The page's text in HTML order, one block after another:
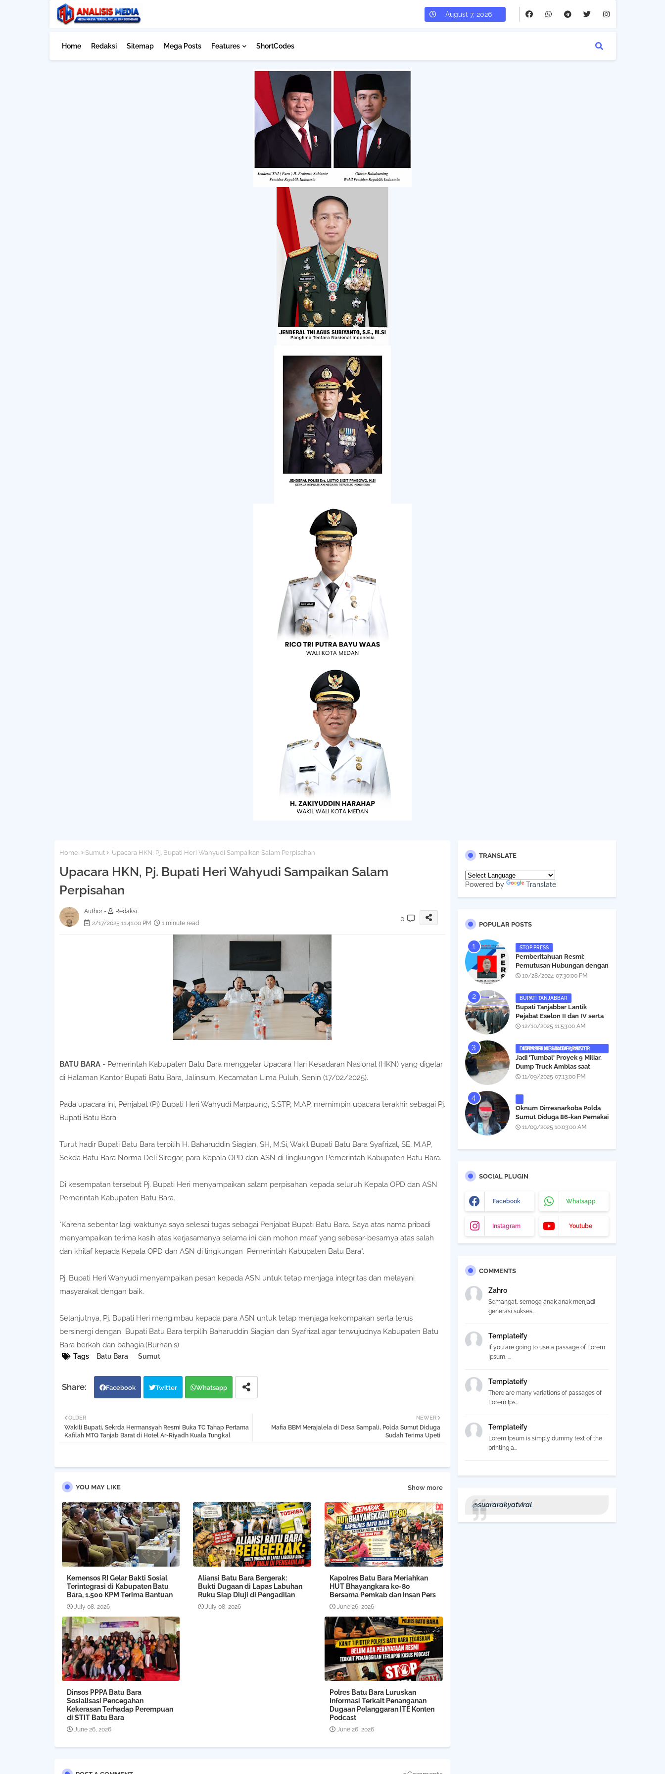
August 7, 2026
Home Redaksi Sitemap Mega Posts Features ShortCodes
Home Sumut Upacara HKN, Pj. Bupati Heri Wahyudi Sampaikan Salam Perpisahan
Upacara HKN, Pj. Bupati Heri Wahyudi Sampaikan Salam
Perpisahan
Author -
Redaksi
2/17/2025 11:41:00 PM
1 minute read
0
BATU BARA- Pemerintah Kabupaten Batu Bara menggelar Upacara Hari Kesadaran Nasional (HKN) yang digelar
di Halaman Kantor Bupati Batu Bara, Jalinsum, Kecamatan Lima Puluh, Senin (17/02/2025).
Pada upacara ini, Penjabat (Pj) Bupati Heri Wahyudi Marpaung, S.STP, M.AP, memimpin upacara terakhir sebagai Pj.
Bupati Batu Bara.
Turut hadir Bupati Batu Bara terpilih H. Baharuddin Siagian, SH, M.Si, Wakil Bupati Batu Bara Syafrizal, SE, M.AP,
Sekda Batu Bara Norma Deli Siregar, para Kepala OPD dan ASN di lingkungan Pemerintah Kabupaten Batu Bara.
Di kesempatan tersebut Pj. Bupati Heri menyampaikan salam perpisahan kepada seluruh Kepala OPD dan ASN
Pemerintah Kabupaten Batu Bara.
"Karena sebentar lagi waktunya saya selesai tugas sebagai Penjabat Bupati Batu Bara. Saya atas nama pribadi
menyampaikan terima kasih atas kerjasamanya selama ini dan mohon maaf yang sebesar-besarnya atas salah
dan khilaf kepada Kepala OPD dan ASN di lingkungan Pemerintah Kabupaten Batu Bara".
Pj. Bupati Heri Wahyudi menyampaikan pesan kepada ASN untuk tetap menjaga integritas dan melayani
masyarakat dengan baik.
Selanjutnya, Pj. Bupati Heri mengimbau kepada para ASN untuk tetap menjaga kekompakan serta terus
bersinergi dengan Bupati Batu Bara terpilih Baharuddin Siagian dan Syafrizal agar terwujudnya Kabupaten Batu
Bara berkah dan bahagia.(Burhan.s)
Tags Batu Bara Sumut
Facebook Twitter Whatsapp
NEWER
Mafia BBM Merajalela di Desa Sampali, Polda Sumut Diduga
Sudah Terima Upeti
OLDER
Wakili Bupati, Sekrda Hermansyah Resmi Buka TC Tahap Pertama
Kafilah MTQ Tanjab Barat di Hotel Ar-Riyadh Kuala Tungkal
YOU MAY LIKE Show more
Kemensos RI Gelar Bakti Sosial
Terintegrasi di Kabupaten Batu
Bara, 1.500 KPM Terima Bantuan
July 08, 2026
Aliansi Batu Bara Bergerak:
Bukti Dugaan di Lapas Labuhan
Ruku Siap Diuji di Pengadilan
July 08, 2026
Kapolres Batu Bara Meriahkan
HUT Bhayangkara ke-80
Bersama Pemkab dan Insan Pers
June 26, 2026
Dinsos PPPA Batu Bara
Sosialisasi Pencegahan
Kekerasan Terhadap Perempuan
di STIT Batu Bara
June 26, 2026
Polres Batu Bara Luruskan
Informasi Terkait Penanganan
Dugaan Pelanggaran ITE Konten
Podcast
June 26, 2026
TRANSLATE
Powered by Translate
POPULAR POSTS
STOP PRESS
Pemberitahuan Resmi:
Pemutusan Hubungan dengan
Salah Satu Individu yang
Analisismedia.com
10/28/2024 07:30:00 PM
BUPATI TANJABBAR
‎Bupati Tanjabbar Lantik
Pejabat Eselon II dan IV serta
Fungsional, Berikut Nama dan
12/10/2025 11:53:00 AM
DUMP TRUCK AMBLAS SAAT LINTASI TIMBUNAN YANG DITANAMI CERUCUP 3 METER
‎Jadi 'Tumbal' Proyek 9 Miliar,
Dump Truck Amblas saat
Lintasi Timbunan yang
11/09/2025 07:13:00 PM
Oknum Dirresnarkoba Polda
Sumut Diduga 86-kan Pemakai
Narkoba Yang Didapatkan Saat
11/09/2025 10:03:00 AM
SOCIAL PLUGIN
Facebook Whatsapp
Instagram Youtube
COMMENTS
Zahro
Semangat, semoga anak anak menjadi
generasi sukses...
Templateify
If you are going to use a passage of Lorem
Ipsum, ...
Templateify
There are many variations of passages of
Lorem Ips...
Templateify
Lorem Ipsum is simply dummy text of the
printing a...
@suararakyatviral